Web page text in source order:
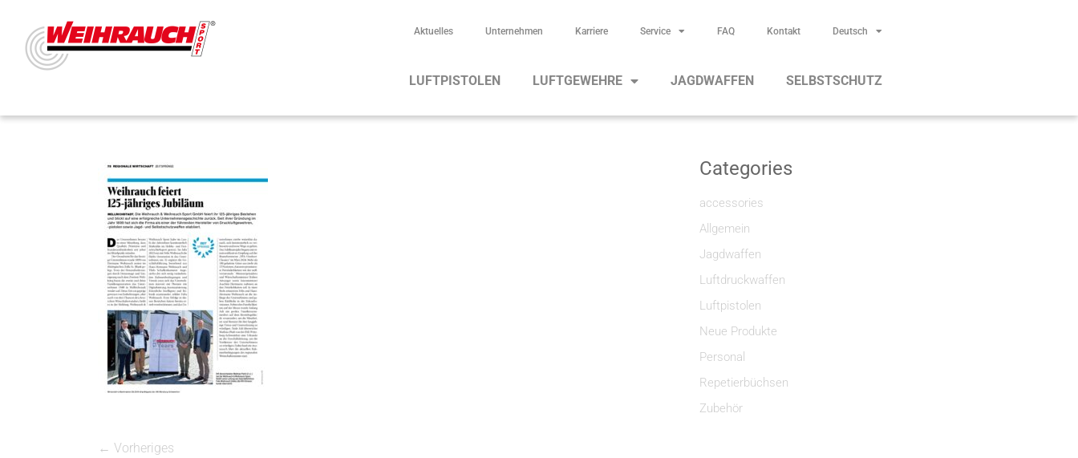
Aktuelles Unternehmen Karriere Service FAQ Kontakt Deutsch
LUFTPISTOLEN LUFTGEWEHRE JAGDWAFFEN SELBSTSCHUTZ
← Vorheriges
Categories
accessories
Allgemein
Jagdwaffen
Luftdruckwaffen
Luftpistolen
Neue Produkte
Personal
Repetierbüchsen
Zubehör